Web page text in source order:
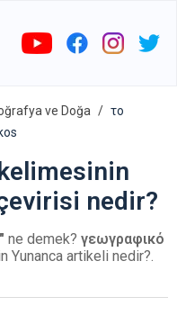
ve Doğa
το
nedir?
ne demek? γεωγραφικό
Yunanca artikeli nedir?.